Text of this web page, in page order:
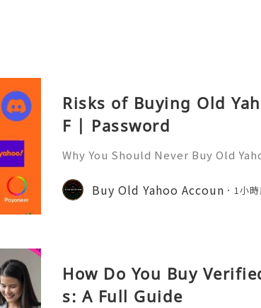
Risks of Buying Old
F | Password
Why You Should Never Buy Old
onal communication, business
ccount recovery. Because of
Buy Old Yahoo Accoun 1小
How Do You Buy
s: A Full Guide